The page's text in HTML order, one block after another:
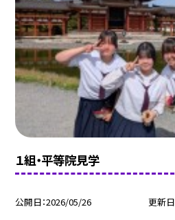
１組・平等院見学
公開日 2026/05/26 更新日